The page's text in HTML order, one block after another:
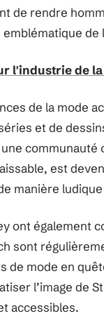
de rendre
de
l'industrie de
de la mode
et de
communauté
est
manière
ont également
sont
de mode en
l’image de
accessibles.